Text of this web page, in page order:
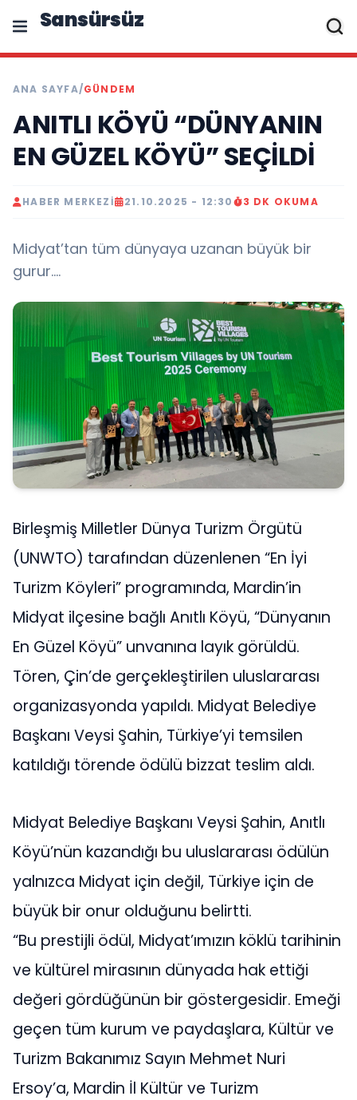
Sansürsüz
ANA SAYFA/GÜNDEM
ANITLI KÖYÜ “DÜNYANIN
EN GÜZEL KÖYÜ” SEÇİLDİ
HABER MERKEZI 21.10.2025 - 12:30 3 DK OKUMA
Midyat’tan tüm dünyaya uzanan büyük bir
gurur….
Birleşmiş Milletler Dünya Turizm Örgütü
(UNWTO) tarafından düzenlenen “En İyi
Turizm Köyleri” programında, Mardin’in
Midyat ilçesine bağlı Anıtlı Köyü, “Dünyanın
En Güzel Köyü” unvanına layık görüldü.
Tören, Çin’de gerçekleştirilen uluslararası
organizasyonda yapıldı. Midyat Belediye
Başkanı Veysi Şahin, Türkiye’yi temsilen
katıldığı törende ödülü bizzat teslim aldı.
Midyat Belediye Başkanı Veysi Şahin, Anıtlı
Köyü’nün kazandığı bu uluslararası ödülün
yalnızca Midyat için değil, Türkiye için de
büyük bir onur olduğunu belirtti.
“Bu prestijli ödül, Midyat’ımızın köklü tarihinin
ve kültürel mirasının dünyada hak ettiği
değeri gördüğünün bir göstergesidir. Emeği
geçen tüm kurum ve paydaşlara, Kültür ve
Turizm Bakanımız Sayın Mehmet Nuri
Ersoy’a, Mardin İl Kültür ve Turizm